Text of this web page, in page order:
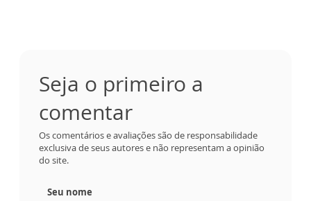
Seja o primeiro a
comentar
Os comentários e avaliações são de responsabilidade
exclusiva de seus autores e não representam a opinião
do site.
Seu nome